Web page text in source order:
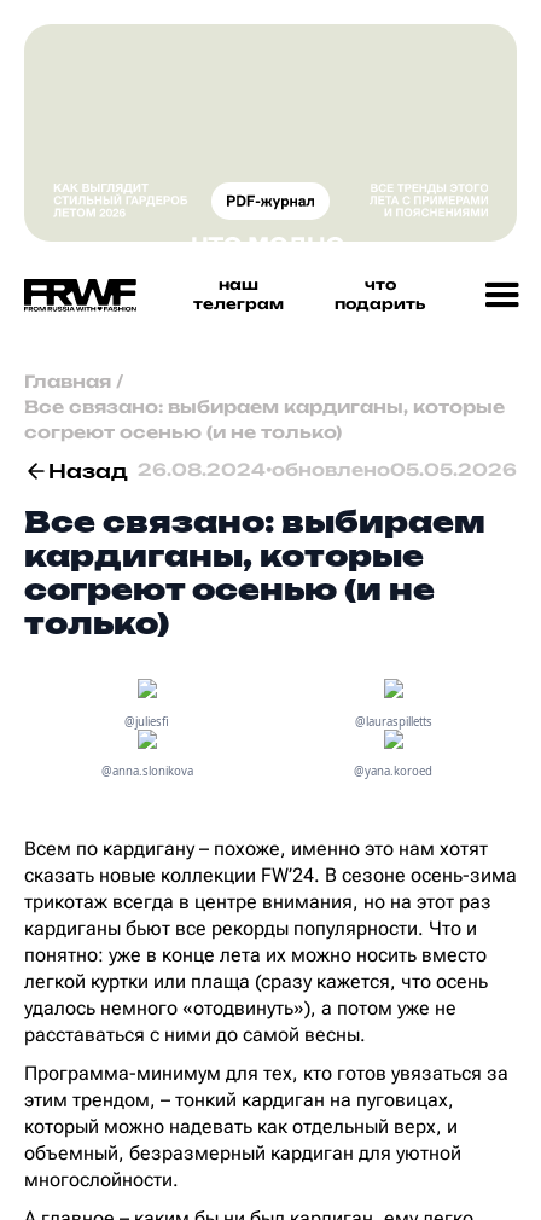
наш
телеграм
что
подарить
Главная /
Все связано: выбираем кардиганы, которые
согреют осенью (и не только)
Назад 26.08.2024•обновлено05.05.2026
Все связано: выбираем
кардиганы, которые
согреют осенью (и не
только)
@juliesfi @lauraspilletts
@anna.slonikova @yana.koroed
Всем по кардигану – похоже, именно это нам хотят
сказать новые коллекции FW’24. В сезоне осень-зима
трикотаж всегда в центре внимания, но на этот раз
кардиганы бьют все рекорды популярности. Что и
понятно: уже в конце лета их можно носить вместо
легкой куртки или плаща (сразу кажется, что осень
удалось немного «отодвинуть»), а потом уже не
расставаться с ними до самой весны.
Программа-минимум для тех, кто готов увязаться за
этим трендом, – тонкий кардиган на пуговицах,
который можно надевать как отдельный верх, и
объемный, безразмерный кардиган для уютной
многослойности.